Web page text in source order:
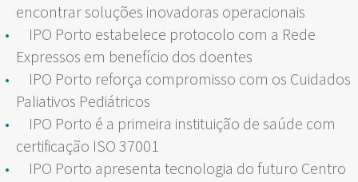
encontrar soluções inovadoras operacionais
IPO Porto estabelece protocolo com a Rede
Expressos em benefício dos doentes
IPO Porto reforça compromisso com os Cuidados
Paliativos Pediátricos
IPO Porto é a primeira instituição de saúde com
certificação ISO 37001
IPO Porto apresenta tecnologia do futuro Centro